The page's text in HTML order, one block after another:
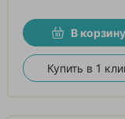
В корзину
Купить в 1